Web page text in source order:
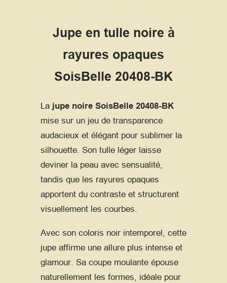
Jupe en tulle noire à
rayures opaques
SoisBelle 20408-BK
La jupe noire SoisBelle 20408-BK
mise sur un jeu de transparence
audacieux et élégant pour sublimer la
silhouette. Son tulle léger laisse
deviner la peau avec sensualité,
tandis que les rayures opaques
apportent du contraste et structurent
visuellement les courbes.
Avec son coloris noir intemporel, cette
jupe affirme une allure plus intense et
glamour. Sa coupe moulante épouse
naturellement les formes, idéale pour